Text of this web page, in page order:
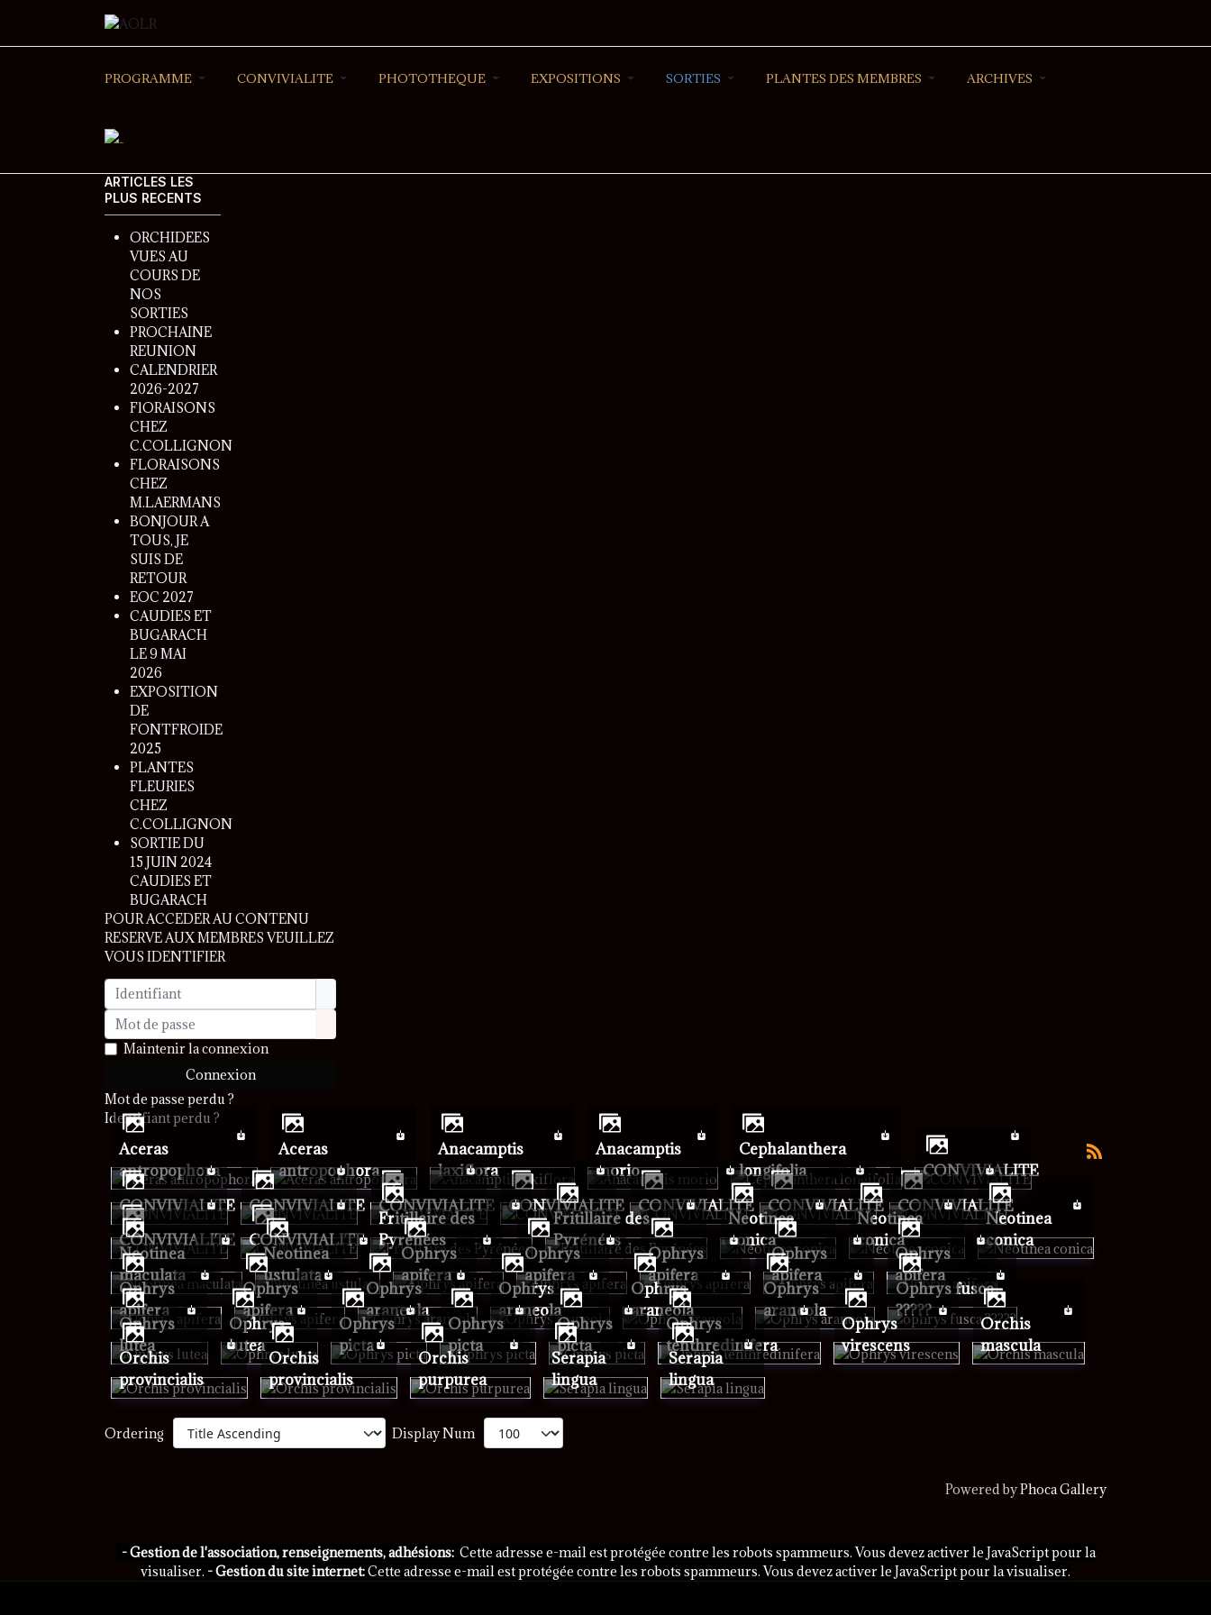
PROGRAMME CONVIVIALITE PHOTOTHEQUE EXPOSITIONS SORTIES PLANTES DES MEMBRES ARCHIVES
ARTICLES LES
PLUS RECENTS
ORCHIDEES
VUES AU
COURS DE
NOS
SORTIES
PROCHAINE
REUNION
CALENDRIER
2026-2027
FlORAISONS
CHEZ
C.COLLIGNON
FLORAISONS
CHEZ
M.LAERMANS
BONJOUR A
TOUS, JE
SUIS DE
RETOUR
EOC 2027
CAUDIES ET
BUGARACH
LE 9 MAI
2026
EXPOSITION
DE
FONTFROIDE
2025
PLANTES
FLEURIES
CHEZ
C.COLLIGNON
SORTIE DU
15 JUIN 2024
CAUDIES ET
BUGARACH
POUR ACCEDER AU CONTENU
RESERVE AUX MEMBRES VEUILLEZ
VOUS IDENTIFIER
Identifiant
Mot de passe
Afficher le mot de passe
Maintenir la connexion
Connexion
Mot de passe perdu ?
Identifiant perdu ?
Aceras
antropophora
Aceras
antropophora
Anacamptis
laxiflora
Anacamptis
morio
Cephalanthera
longifolia
CONVIVIALITE
CONVIVIALITE
CONVIVIALITE CONVIVIALITE CONVIVIALITE CONVIVIALITE CONVIVIALITE
CONVIVIALITE
CONVIVIALITE
CONVIVIALITE
Fritillaire des
Pyrénées
Fritillaire des
Pyrénées
Neotinea
conica
Neotinea
conica
Neotinea
conica
Neotinea
maculata
Neotinea
ustulata
Ophrys
apifera
Ophrys
apifera
Ophrys
apifera
Ophrys
apifera
Ophrys
apifera
Ophrys
apifera
Ophrys
apifera
Ophrys
araneola
Ophrys
araneola
Ophrys
araneola
Ophrys
araneola
ophrys fusca
?????
Ophrys
lutea
Ophrys
lutea
Ophrys
picta
Ophrys
picta
Ophrys
picta
Ophrys
tenthredinifera
Ophrys
virescens
Orchis
mascula
Orchis
provincialis
Orchis
provincialis
Orchis
purpurea
Serapia
lingua
Serapia
lingua
Ordering Display Num
Powered byPhoca Gallery
- Gestion de l'association, renseignements, adhésions: Cette adresse e-mail est protégée contre les robots spammeurs. Vous devez activer le JavaScript pour la
visualiser. - Gestion du site internet:Cette adresse e-mail est protégée contre les robots spammeurs. Vous devez activer le JavaScript pour la visualiser.